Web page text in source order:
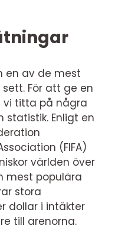
en av de mest
För att ge en
vi titta på några
Enligt en
(FIFA)
världen över
mest populära
stora
dollar i intäkter
till arenorna.